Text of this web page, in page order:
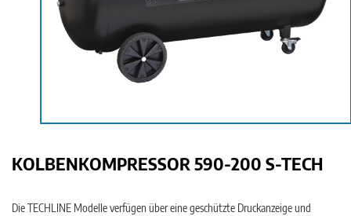
KOLBENKOMPRESSOR 590-200 S-TECH
Die TECHLINE Modelle verfügen über eine geschützte Druckanzeige und